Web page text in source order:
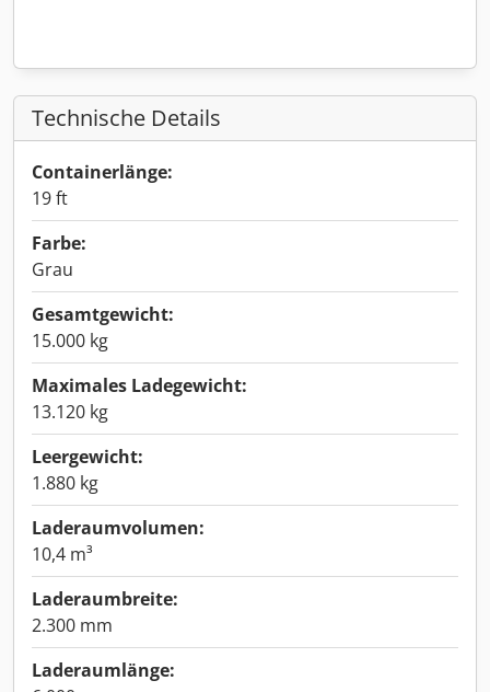
Technische Details
Containerlänge:
19 ft
Farbe:
Grau
Gesamtgewicht:
15.000 kg
Maximales Ladegewicht:
13.120 kg
Leergewicht:
1.880 kg
Laderaumvolumen:
10,4 m³
Laderaumbreite:
2.300 mm
Laderaumlänge: